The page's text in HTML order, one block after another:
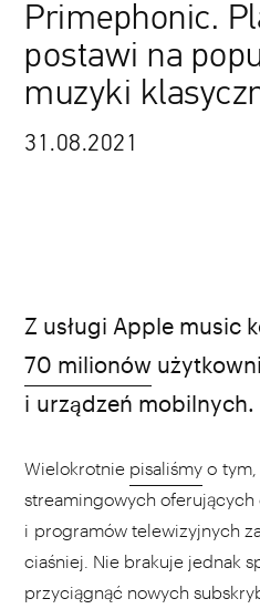
Primephonic.
postawi na
muzyki
31.08.2021
FACEBOOK
Z usługi Apple music
70 milionów
i urządzeń mobilnych.
Wielokrotnie pisaliśmy o tym,
streamingowych oferujących
i programów telewizyjnych
ciaśniej. Nie brakuje jednak
przyciągnąć nowych